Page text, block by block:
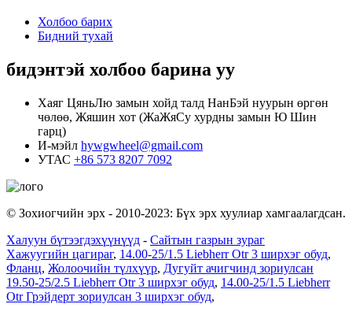
Холбоо барих
Бидний тухай
бидэнтэй холбоо барина уу
Хаяг ЦяньЛю замын хойд талд НанБэй нуурын өргөн
чөлөө, Жяшин хот (ЖаЖяСу хурдны замын Ю Шин
гарц)
И-мэйл hywgwheel@gmail.com
УТАС +86 573 8207 7092
© Зохиогчийн эрх - 2010-2023: Бүх эрх хуулиар хамгаалагдсан.
Халуун бүтээгдэхүүнүүд - Сайтын газрын зураг
Хажуугийн цагираг, 14.00-25/1.5 Liebherr Otr 3 ширхэг обуд,
Фланц, Жолоочийн түлхүүр, Дугуйт ачигчинд зориулсан
19.50-25/2.5 Liebherr Otr 3 ширхэг обуд, 14.00-25/1.5 Liebherr
Otr Грэйдерт зориулсан 3 ширхэг обуд,